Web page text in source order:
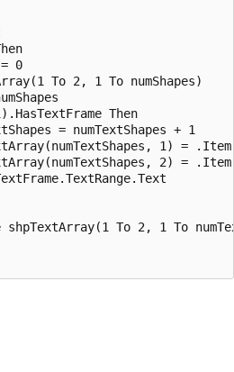
0
To 2, 1 To numShapes)
Then
= numTextShapes + 1
1) =
2) =
shpTextArray(1 To 2, 1 To